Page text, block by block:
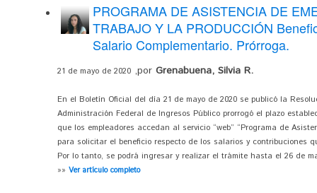
PROGRAMA DE ASISTENCIA DE
TRABAJO Y LA PRODUCCIÓN
Salario Complementario. Prórroga.
21 de mayo de 2020 ,por Grenabuena, Silvia R.
En el Boletín Oficial del día 21 de mayo de 2020 se publicó la
Administración Federal de Ingresos Público prorrogó el plazo
que los empleadores accedan al servicio “web” “Programa de
para solicitar el beneficio respecto de los salarios y contribuciones
Por lo tanto, se podrá ingresar y realizar el trámite hasta el 26 de
»» Ver artículo completo